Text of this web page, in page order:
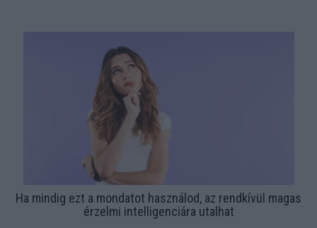
Ha mindig ezt a mondatot használod, az rendkívül magas
érzelmi intelligenciára utalhat